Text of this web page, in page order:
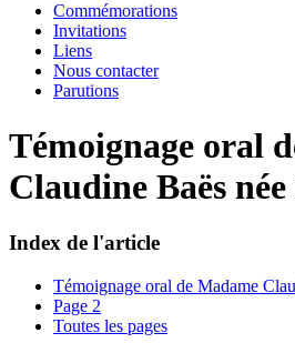
Commémorations
Invitations
Liens
Nous contacter
Parutions
Témoignage oral
Claudine Baës
Index de l'article
Témoignage oral de Madame
Page 2
Toutes les pages